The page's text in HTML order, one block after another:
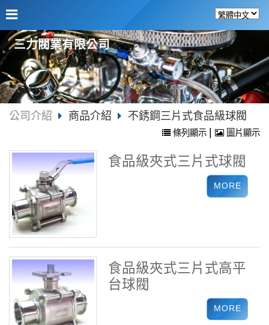
三力閥業有限公司
公司介紹 商品介紹 不銹鋼三片式食品級球閥
條列顯示 | 圖片顯示
食品級夾式三片式球閥
食品級夾式三片式高平
台球閥